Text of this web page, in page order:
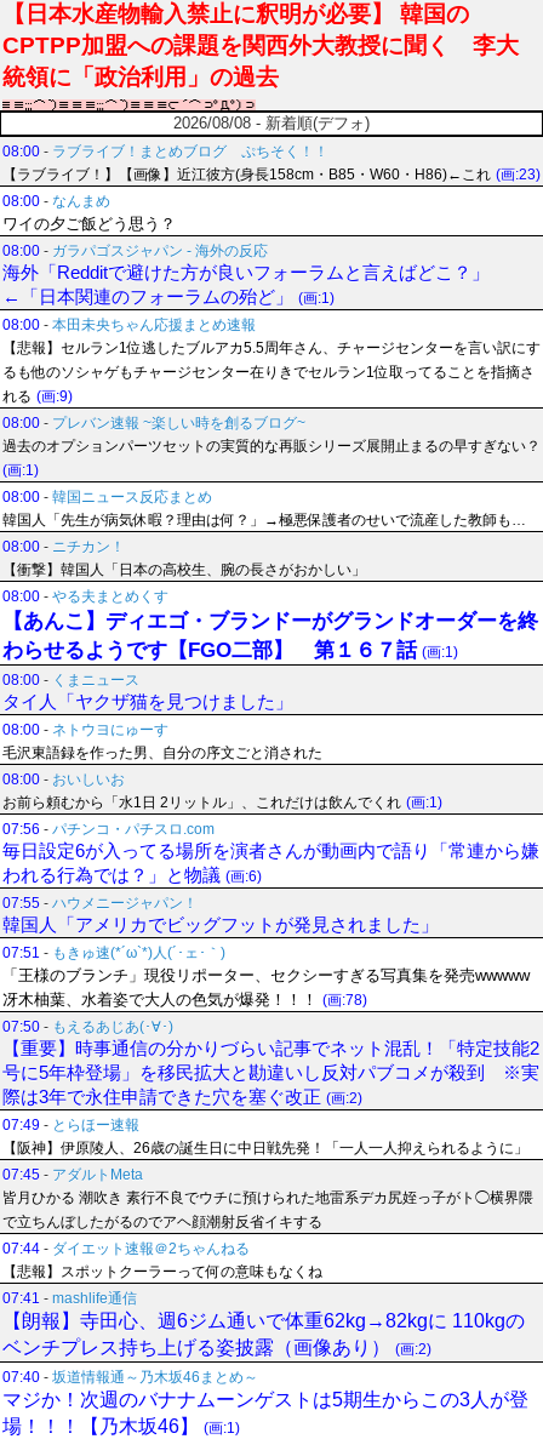
【日本水産物輸入禁止に釈明が必要】 韓国の
CPTPP加盟への課題を関西外大教授に聞く 李大
統領に「政治利用」の過去
2026/08/08 - 新着順(デフォ)
08:00 - ラブライブ！まとめブログ ぷちそく！！
【ラブライブ！】【画像】近江彼方(身長158cm・B85・W60・H86)←これ (画:23)
08:00 - なんまめ
ワイの夕ご飯どう思う？
08:00 - ガラパゴスジャパン - 海外の反応
海外「Redditで避けた方が良いフォーラムと言えばどこ？」
←「日本関連のフォーラムの殆ど」
(画:1)
08:00 - 本田未央ちゃん応援まとめ速報
【悲報】セルラン1位逃したブルアカ5.5周年さん、チャージセンターを言い訳にす
るも他のソシャゲもチャージセンター在りきでセルラン1位取ってることを指摘さ
れる (画:9)
08:00 - プレバン速報 ~楽しい時を創るブログ~
過去のオプションパーツセットの実質的な再販シリーズ展開止まるの早すぎない？
(画:1)
08:00 - 韓国ニュース反応まとめ
韓国人「先生が病気休暇？理由は何？」→極悪保護者のせいで流産した教師も…
08:00 - ニチカン！
【衝撃】韓国人「日本の高校生、腕の長さがおかしい」
08:00 - やる夫まとめくす
【あんこ】ディエゴ・ブランドーがグランドオーダーを終
わらせるようです【FGO二部】 第１６７話 (画:1)
08:00 - くまニュース
タイ人「ヤクザ猫を見つけました」
08:00 - ネトウヨにゅーす
毛沢東語録を作った男、自分の序文ごと消された
08:00 - おいしいお
お前ら頼むから「水1日 2リットル」、これだけは飲んでくれ (画:1)
07:56 - パチンコ・パチスロ.com
毎日設定6が入ってる場所を演者さんが動画内で語り「常連から嫌
われる行為では？」と物議 (画:6)
07:55 - ハウメニージャパン！
韓国人「アメリカでビッグフットが発見されました」
07:51 - もきゅ速(*´ω`*)人(´･ェ･｀)
「王様のブランチ」現役リポーター、セクシーすぎる写真集を発売wwwww
冴木柚葉、水着姿で大人の色気が爆発！！！
(画:78)
07:50 - もえるあじあ(･∀･)
【重要】時事通信の分かりづらい記事でネット混乱！「特定技能2
号に5年枠登場」を移民拡大と勘違いし反対パブコメが殺到 ※実
際は3年で永住申請できた穴を塞ぐ改正 (画:2)
07:49 - とらほー速報
【阪神】伊原陵人、26歳の誕生日に中日戦先発！「一人一人抑えられるように」
07:45 - アダルトMeta
皆月ひかる 潮吹き 素行不良でウチに預けられた地雷系デカ尻姪っ子がト◯横界隈
で立ちんぼしたがるのでアヘ顔潮射反省イキする
07:44 - ダイエット速報＠2ちゃんねる
【悲報】スポットクーラーって何の意味もなくね
07:41 - mashlife通信
【朗報】寺田心、週6ジム通いで体重62kg→82kgに 110kgの
ベンチプレス持ち上げる姿披露（画像あり）
(画:2)
07:40 - 坂道情報通～乃木坂46まとめ～
マジか！次週のバナナムーンゲストは5期生からこの3人が登
場！！！【乃木坂46】
(画:1)